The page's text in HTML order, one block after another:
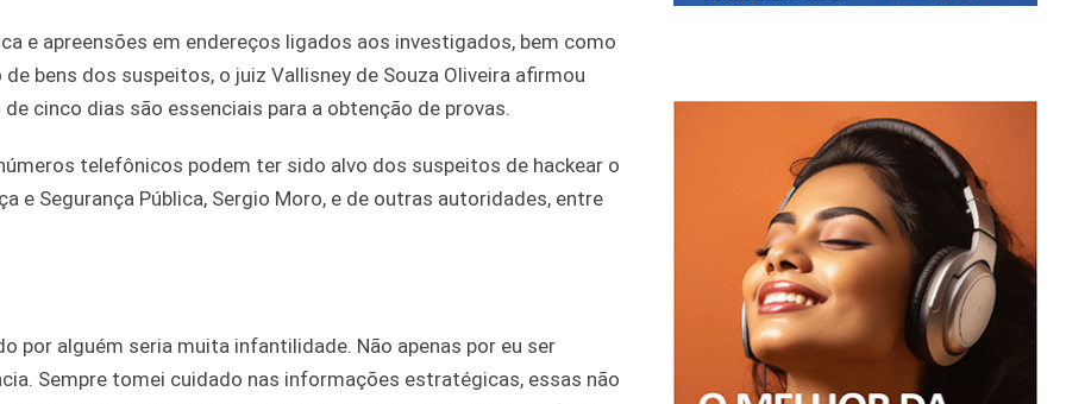
e apreensões em endereços ligados aos investigados, bem como
bens dos suspeitos, o juiz Vallisney de Souza Oliveira afirmou
cinco dias são essenciais para a obtenção de provas.
telefônicos podem ter sido alvo dos suspeitos de hackear o
Segurança Pública, Sergio Moro, e de outras autoridades, entre
por alguém seria muita infantilidade. Não apenas por eu ser
Sempre tomei cuidado nas informações estratégicas, essas não